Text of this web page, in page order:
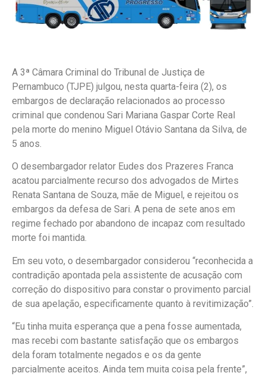
A 3ª Câmara Criminal do Tribunal de Justiça de
Pernambuco (TJPE) julgou, nesta quarta-feira (2), os
embargos de declaração relacionados ao processo
criminal que condenou Sari Mariana Gaspar Corte Real
pela morte do menino Miguel Otávio Santana da Silva, de
5 anos.
O desembargador relator Eudes dos Prazeres Franca
acatou parcialmente recurso dos advogados de Mirtes
Renata Santana de Souza, mãe de Miguel, e rejeitou os
embargos da defesa de Sari. A pena de sete anos em
regime fechado por abandono de incapaz com resultado
morte foi mantida.
Em seu voto, o desembargador considerou “reconhecida a
contradição apontada pela assistente de acusação com
correção do dispositivo para constar o provimento parcial
de sua apelação, especificamente quanto à revitimização”.
“Eu tinha muita esperança que a pena fosse aumentada,
mas recebi com bastante satisfação que os embargos
dela foram totalmente negados e os da gente
parcialmente aceitos. Ainda tem muita coisa pela frente”,